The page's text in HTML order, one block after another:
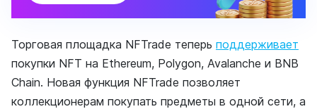
Торговая площадка NFTrade теперь поддерживает
покупки NFT на Ethereum, Polygon, Avalanche и BNB
Chain. Новая функция NFTrade позволяет
коллекционерам покупать предметы в одной сети, а